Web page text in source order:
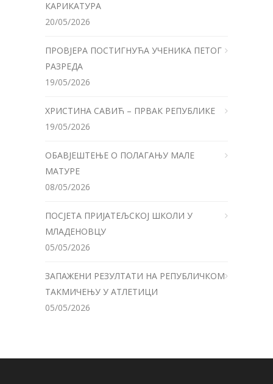
КАРИКАТУРА
20/05/2026
ПРОВЈЕРА ПОСТИГНУЋА УЧЕНИКА ПЕТОГ
РАЗРЕДА
19/05/2026
ХРИСТИНА САВИЋ – ПРВАК РЕПУБЛИКЕ
19/05/2026
ОБАВЈЕШТЕЊЕ О ПОЛАГАЊУ МАЛЕ
МАТУРЕ
08/05/2026
ПОСЈЕТА ПРИЈАТЕЉСКОЈ ШКОЛИ У
МЛАДЕНОВЦУ
05/05/2026
ЗАПАЖЕНИ РЕЗУЛТАТИ НА РЕПУБЛИЧКОМ
ТАКМИЧЕЊУ У АТЛЕТИЦИ
05/05/2026